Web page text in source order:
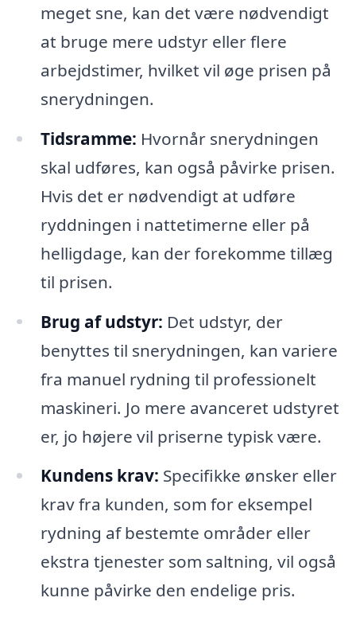
meget sne, kan det være nødvendigt
at bruge mere udstyr eller flere
arbejdstimer, hvilket vil øge prisen på
snerydningen.
Tidsramme: Hvornår snerydningen
skal udføres, kan også påvirke prisen.
Hvis det er nødvendigt at udføre
ryddningen i nattetimerne eller på
helligdage, kan der forekomme tillæg
til prisen.
Brug af udstyr: Det udstyr, der
benyttes til snerydningen, kan variere
fra manuel rydning til professionelt
maskineri. Jo mere avanceret udstyret
er, jo højere vil priserne typisk være.
Kundens krav: Specifikke ønsker eller
krav fra kunden, som for eksempel
rydning af bestemte områder eller
ekstra tjenester som saltning, vil også
kunne påvirke den endelige pris.